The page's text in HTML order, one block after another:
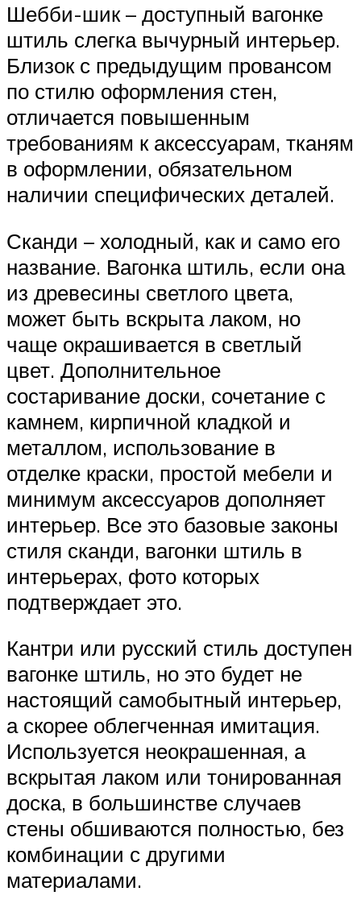
Шебби-шик – доступный вагонке
штиль слегка вычурный интерьер.
Близок с предыдущим провансом
по стилю оформления стен,
отличается повышенным
требованиям к аксессуарам, тканям
в оформлении, обязательном
наличии специфических деталей.
Сканди – холодный, как и само его
название. Вагонка штиль, если она
из древесины светлого цвета,
может быть вскрыта лаком, но
чаще окрашивается в светлый
цвет. Дополнительное
состаривание доски, сочетание с
камнем, кирпичной кладкой и
металлом, использование в
отделке краски, простой мебели и
минимум аксессуаров дополняет
интерьер. Все это базовые законы
стиля сканди, вагонки штиль в
интерьерах, фото которых
подтверждает это.
Кантри или русский стиль доступен
вагонке штиль, но это будет не
настоящий самобытный интерьер,
а скорее облегченная имитация.
Используется неокрашенная, а
вскрытая лаком или тонированная
доска, в большинстве случаев
стены обшиваются полностью, без
комбинации с другими
материалами.